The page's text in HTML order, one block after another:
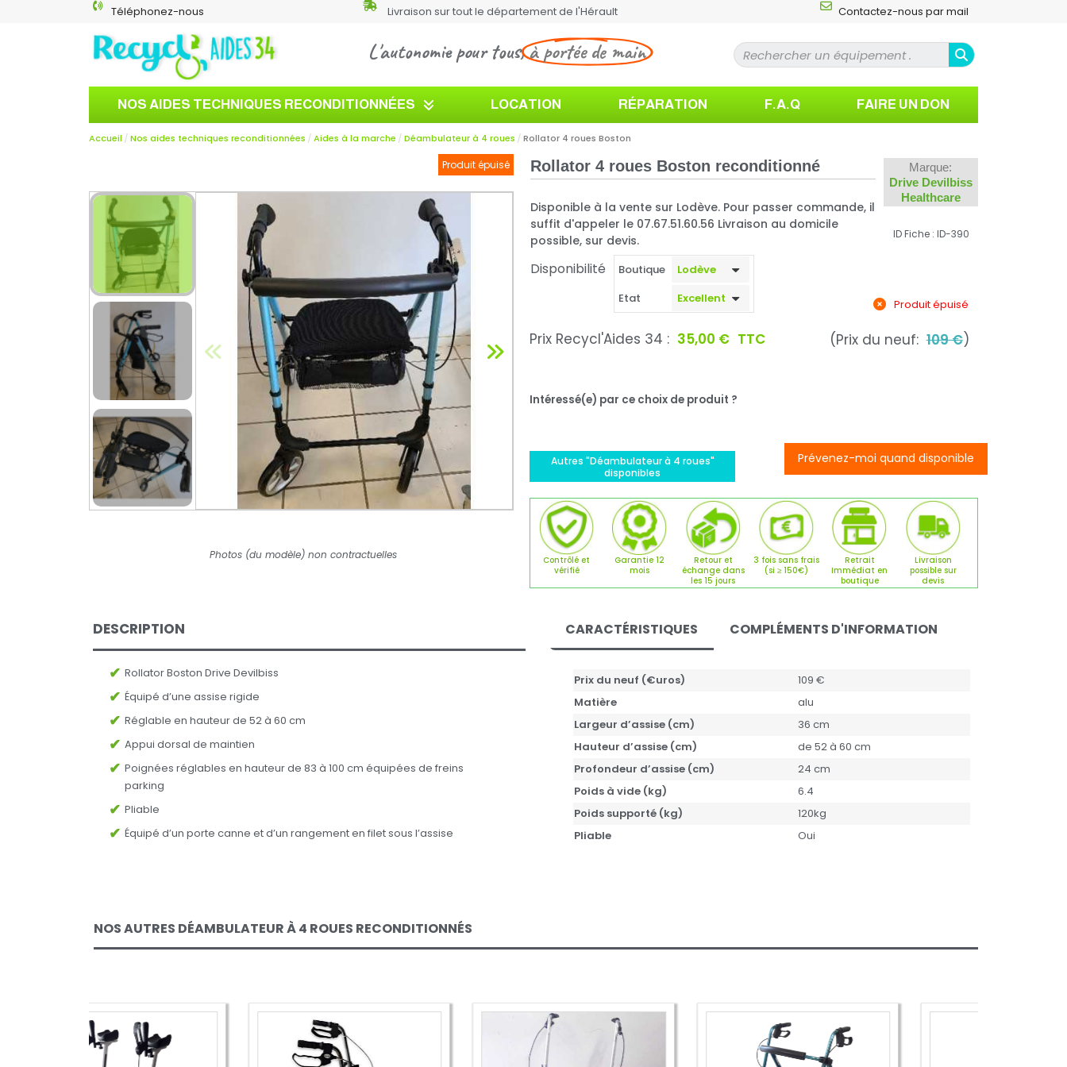
Téléphonez-nous Livraison sur tout le département de l'Hérault Contactez-nous par mail
L'autonomie pour tous,à portée de main
NOS AIDES TECHNIQUES RECONDITIONNÉES LOCATION RÉPARATION F.A.Q FAIRE UN DON
Accueil Nos aides techniques reconditionnées Aides à la marche Déambulateur à 4 roues Rollator 4 roues Boston
Produit épuisé
Photos (du modèle) non contractuelles
Rollator 4 roues Boston reconditionné
Disponible à la vente sur Lodève. Pour passer commande, il
suffit d'appeler le 07.67.51.60.56 Livraison au domicile
possible, sur devis.
Marque:
Drive Devilbiss
Healthcare
ID Fiche : ID-390
Disponibilité
Boutique
Etat
Produit épuisé
Prix Recycl'Aides 34 : 35,00 € TTC (Prix du neuf:109 €)
Intéressé(e) par ce choix de produit ?
Autres "Déambulateur à 4 roues"
disponibles
Prévenez-moi quand disponible
Contrôlé et
vérifié
Garantie 12
mois
Retour et
échange dans
les 15 jours
3 fois sans frais
(si ≥ 150€)
Retrait
Immédiat en
boutique
Livraison
possible sur
devis
DESCRIPTION
Rollator Boston Drive Devilbiss
Équipé d’une assise rigide
Réglable en hauteur de 52 à 60 cm
Appui dorsal de maintien
Poignées réglables en hauteur de 83 à 100 cm équipées de freins
parking
Pliable
Équipé d’un porte canne et d’un rangement en filet sous l’assise
CARACTÉRISTIQUES COMPLÉMENTS D'INFORMATION
Prix du neuf (€uros)
109 €
Matière
alu
Largeur d’assise (cm)
36 cm
Hauteur d’assise (cm)
de 52 à 60 cm
Profondeur d’assise (cm)
24 cm
Poids à vide (kg)
6.4
Poids supporté (kg)
120kg
Pliable
Oui
NOS AUTRES DÉAMBULATEUR À 4 ROUES RECONDITIONNÉS